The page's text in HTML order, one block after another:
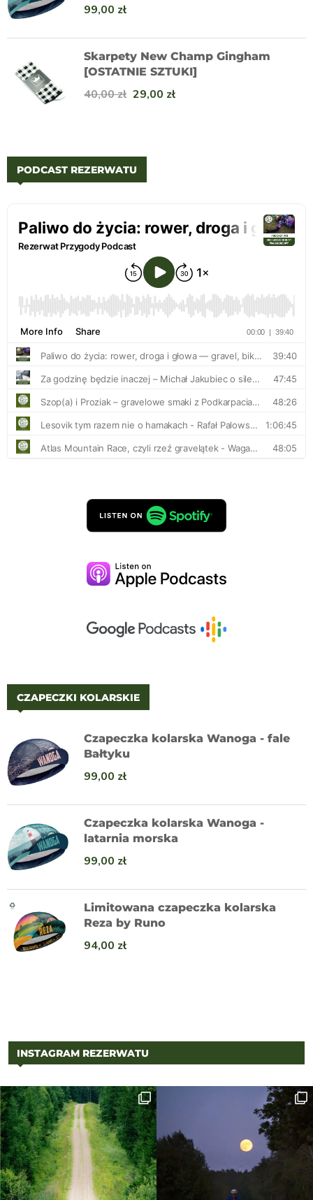
99,00 zł
Skarpety New Champ Gingham
[OSTATNIE SZTUKI]
40,00zł 29,00 zł
PODCAST REZERWATU
CZAPECZKI KOLARSKIE
Czapeczka kolarska Wanoga - fale
Bałtyku
99,00 zł
Czapeczka kolarska Wanoga -
latarnia morska
99,00 zł
Limitowana czapeczka kolarska
Reza by Runo
94,00 zł
INSTAGRAM REZERWATU